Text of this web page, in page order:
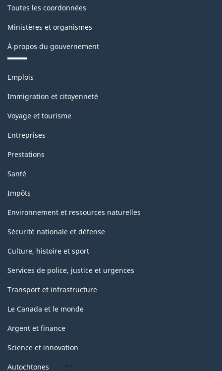
Toutes les coordonnées
Ministères et organismes
À propos du gouvernement
Thèmes
sujets
Emplois
Immigration et citoyenneté
Voyage et tourisme
Entreprises
Prestations
Santé
Impôts
Environnement et ressources naturelles
Sécurité nationale et défense
Culture, histoire et sport
Services de police, justice et urgences
Transport et infrastructure
Le Canada et le monde
Argent et finance
Science et innovation
Autochtones